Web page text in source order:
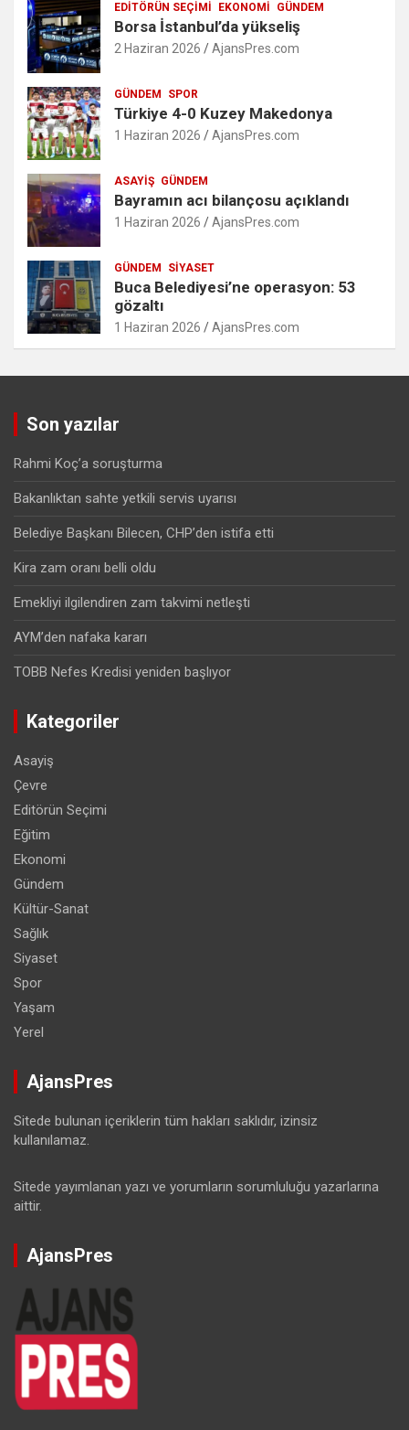
EDITÖRÜN SEÇIMI EKONOMI GÜNDEM
Borsa İstanbul’da yükseliş
2 Haziran 2026 AjansPres.com
GÜNDEM SPOR
Türkiye 4-0 Kuzey Makedonya
1 Haziran 2026 AjansPres.com
ASAYIŞ GÜNDEM
Bayramın acı bilançosu açıklandı
1 Haziran 2026 AjansPres.com
GÜNDEM SIYASET
Buca Belediyesi’ne operasyon: 53
gözaltı
1 Haziran 2026 AjansPres.com
Son yazılar
Rahmi Koç’a soruşturma
Bakanlıktan sahte yetkili servis uyarısı
Belediye Başkanı Bilecen, CHP’den istifa etti
Kira zam oranı belli oldu
Emekliyi ilgilendiren zam takvimi netleşti
AYM’den nafaka kararı
TOBB Nefes Kredisi yeniden başlıyor
Kategoriler
Asayiş
Çevre
Editörün Seçimi
Eğitim
Ekonomi
Gündem
Kültür-Sanat
Sağlık
Siyaset
Spor
Yaşam
Yerel
AjansPres
Sitede bulunan içeriklerin tüm hakları saklıdır, izinsiz
kullanılamaz.
Sitede yayımlanan yazı ve yorumların sorumluluğu yazarlarına
aittir.
AjansPres